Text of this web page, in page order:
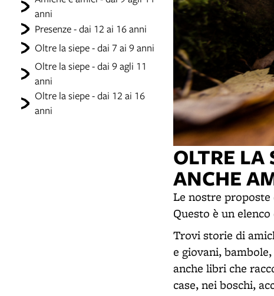
anni
Presenze - dai 12 ai 16 anni
Oltre la siepe - dai 7 ai 9 anni
Oltre la siepe - dai 9 agli 11
anni
Oltre la siepe - dai 12 ai 16
anni
OLTRE LA
ANCHE
Le nostre proposte
Questo è un
Trovi storie di
e giovani,
anche libri che
case, nei boschi,